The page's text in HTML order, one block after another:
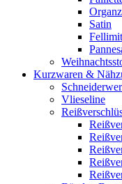
Satin
Kurzwaren &
Vlieseline